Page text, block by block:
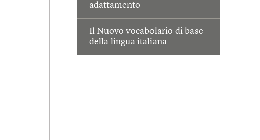
adattamento
Il Nuovo vocabolario di base
della lingua italiana